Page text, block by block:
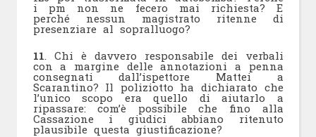
i pm non ne fecero mai richiesta? E
perché nessun magistrato ritenne di
presenziare al sopralluogo?
11 . Chi è davvero responsabile dei verbali
con a margine delle annotazioni a penna
consegnati dall’ispettore Mattei a
Scarantino? Il poliziotto ha dichiarato che
l’unico scopo era quello di aiutarlo a
ripassare: com’è possibile che fino alla
Cassazione i giudici abbiano ritenuto
plausibile questa giustificazione?